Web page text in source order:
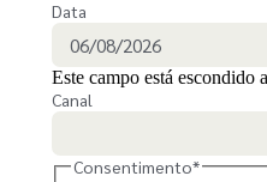
Data
Este campo está
Canal
Consentimento*